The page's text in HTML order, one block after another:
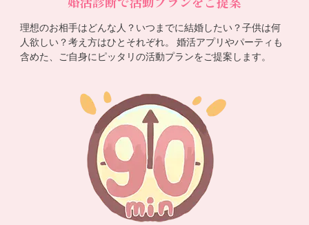
理想のお相手はどんな人？いつまでに結婚したい？子供は何
人欲しい？考え方はひとそれぞれ。 婚活アプリやパーティも
含めた、ご自身にピッタリの活動プランをご提案します。